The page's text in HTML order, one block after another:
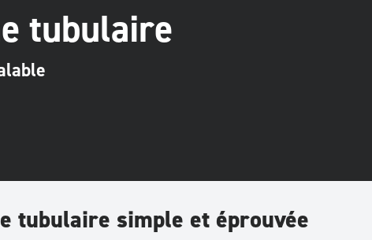
tubulaire
tubulaire simple et éprouvée